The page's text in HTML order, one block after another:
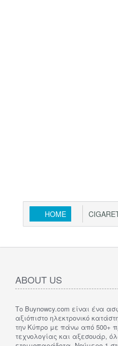
HOME
ABOUT US
Το Buynowcy.com είναι ένα
αξιόπιστο ηλεκτρονικό
την Κύπρο με πάνω από 500+
τεχνολογίας και αξεσουάρ,